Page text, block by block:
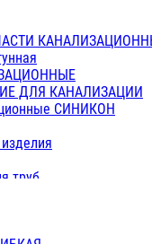
с металл. серые
ПП (серые)
белые
ПП (белые)
ПП с металлом белые
ДЛЯ КАНАЛИЗАЦИИ
СИНИКОН
труб